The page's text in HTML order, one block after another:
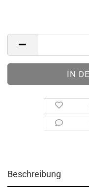
Beschreibung